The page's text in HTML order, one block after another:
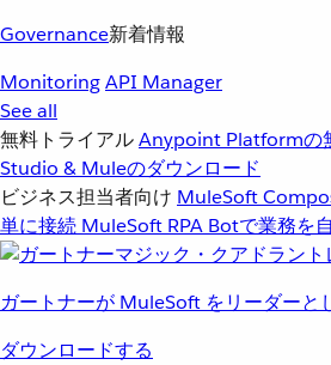
Governance新着情報
MonitoringAPI Manager
See all
無料トライアルAnypoint Platformの
Studio & Muleのダウンロード
ビジネス担当者向け MuleSoft
単に接続 MuleSoft RPA Botで業務を
ガートナーが MuleSoft をリーダーと
ダウンロードする